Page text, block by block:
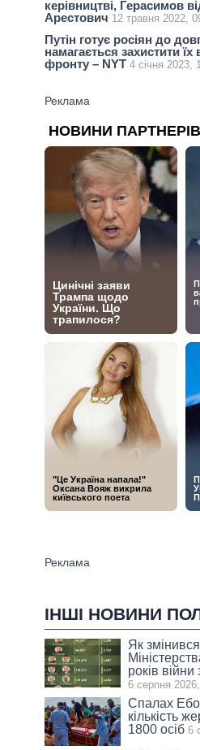
керівництві, Герасимов
Арестович 12 травня 2022,
Путін готує росіян до
намагається захистити
фронту – NYT 4 січня 2023,
ІНШІ НОВИНИ
Як
років війни
6 серпня
Спалах
кількість
1800 осіб 6